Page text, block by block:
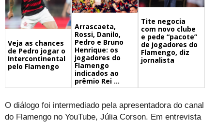
Veja as chances
de Pedro jogar o
Intercontinental
pelo Flamengo
Arrascaeta,
Rossi, Danilo,
Pedro e Bruno
Henrique: os
jogadores do
Flamengo
indicados ao
prêmio Rei ...
Tite negocia
com novo clube
e pede “pacote”
de jogadores do
Flamengo, diz
jornalista
O diálogo foi intermediado pela apresentadora do canal
do Flamengo no YouTube, Júlia Corson. Em entrevista